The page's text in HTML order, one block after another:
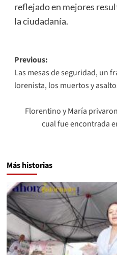
reflejado en mejores
la ciudadanía.
Post
navigation
Previous:
Las mesas de seguridad, un
lorenista, los muertos y
Florentino y María
cual fue encontrada
Más historias